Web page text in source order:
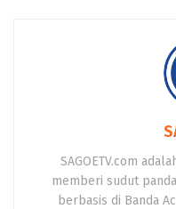
SAGOETV.com
memberi sudut
berbasis di Banda